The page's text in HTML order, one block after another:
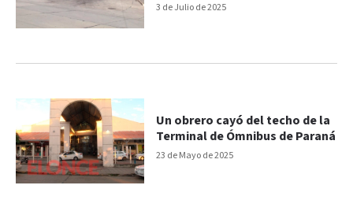
3 de Julio de 2025
Entre Ríos
23 de Mayo de 2025
Un obrero cayó del techo de la
Terminal de Ómnibus de Paraná